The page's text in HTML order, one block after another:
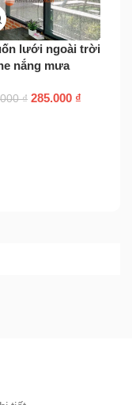
lưới ngoài trời
nắng mưa
₫ 285.000 ₫